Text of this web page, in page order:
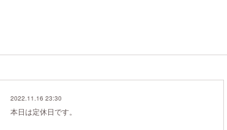
2022.11.16 23:30
本日は定休日です。